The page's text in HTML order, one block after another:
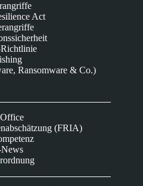
Act
Ransomware & Co.)
(FRIA)